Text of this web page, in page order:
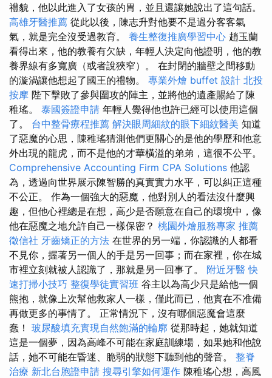
禮貌，他以此進入了女孩的胃，並且還讓她說出了這句話。
高雄牙醫推薦 從此以後，陳志升對他要不是過分客客氣
氣，就是完全沒受過教育。 養生整復推廣學習中心 趙玉蘭
看得出來，他的教養有欠缺，年輕人決定向他證明，他的教
養界線有多寬廣（或者說狹窄）。 在封閉的牆壁之間移動
的漩渦讓他想起了國王的禮物。 專業外燴 buffet 設計 北投
按摩 陛下擊敗了參與圍攻的陣主，並將他的遺產賜給了陳
稚瑤。 泰國簽證申請 年輕人覺得他也許已經可以使用這個
了。 台中整骨療程推薦 解決眼周細紋的眼下細紋醫美 知道
了惡魔的心思，陳稚瑤猜測他們更關心的是他的學歷和他意
外出現的龍虎，而不是他的才華橫溢的弟弟，這很不公平。
Comprehensive Accounting Firm CPA Solutions 他認
為，透過向世界展示陳智勝的真實實力水平，可以糾正這種
不公正。 作為一個強大的惡魔，他對別人的看法沒什麼興
趣，但他心裡總是在想，高少是否願意在自己的環境中，像
他在惡魔之地允許自己一樣保密？ 桃園外燴服務專家 推薦
徵信社 牙齒矯正的方法 在世界的另一端，你認識的人都看
不見你，握著另一個人的手是另一回事；而在家裡，你在城
市裡立刻就被人認識了，那就是另一回事了。 附近牙醫 快
速打掃小技巧 整復學徒實習班 谷主以為高少只是給他一個
熊抱，就像上次幫他救家人一樣，僅此而已，他實在不准備
再做更多的事情了。 正常情況下，沒有哪個惡魔會這麼
蠢！ 玻尿酸填充實現自然飽滿的輪廓 從那時起，她就知道
這是一個夢，因為高峰不可能在家庭訓練場，如果她和他說
話，她不可能在昏迷、脆弱的狀態下聽到他的聲音。 整脊
治療 新北台胞證申請 搜尋引擎如何運作 陳稚瑤心想，高風